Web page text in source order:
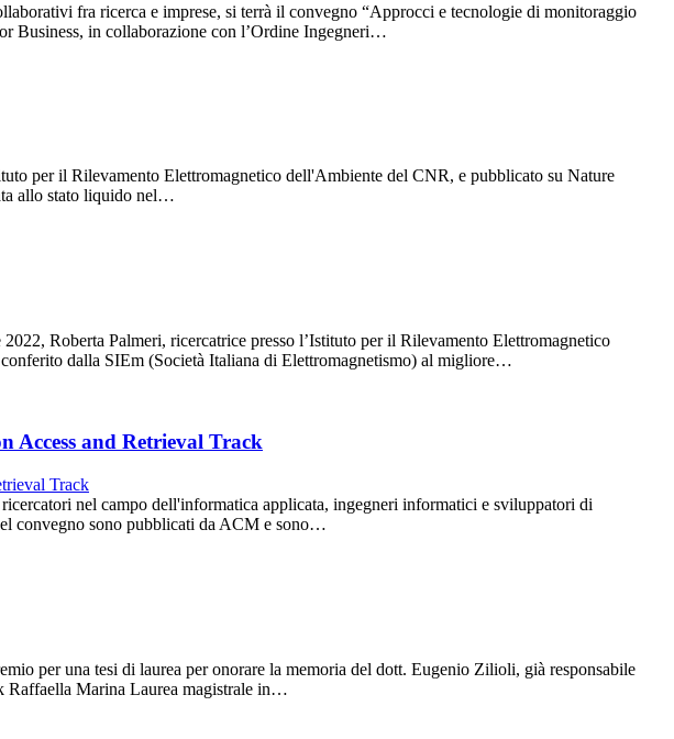
fra ricerca e imprese, si terrà il convegno “Approcci e tecnologie di monitoraggio
Business, in collaborazione con l’Ordine Ingegneri…
per il Rilevamento Elettromagnetico dell'Ambiente del CNR, e pubblicato su Nature
allo stato liquido nel…
Roberta Palmeri, ricercatrice presso l’Istituto per il Rilevamento Elettromagnetico
dalla SIEm (Società Italiana di Elettromagnetismo) al migliore…
Access and Retrieval Track
nel campo dell'informatica applicata, ingegneri informatici e sviluppatori di
convegno sono pubblicati da ACM e sono…
per una tesi di laurea per onorare la memoria del dott. Eugenio Zilioli, già responsabile
Raffaella Marina Laurea magistrale in…